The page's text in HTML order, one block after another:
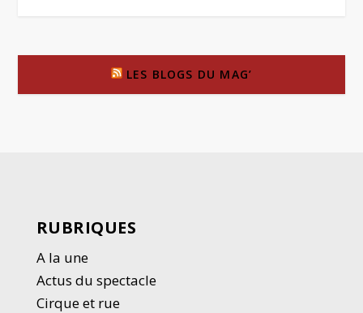
LES BLOGS DU MAG’
RUBRIQUES
A la une
Actus du spectacle
Cirque et rue